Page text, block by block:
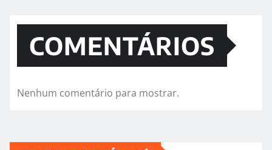
COMENTÁRIOS
Nenhum comentário para mostrar.